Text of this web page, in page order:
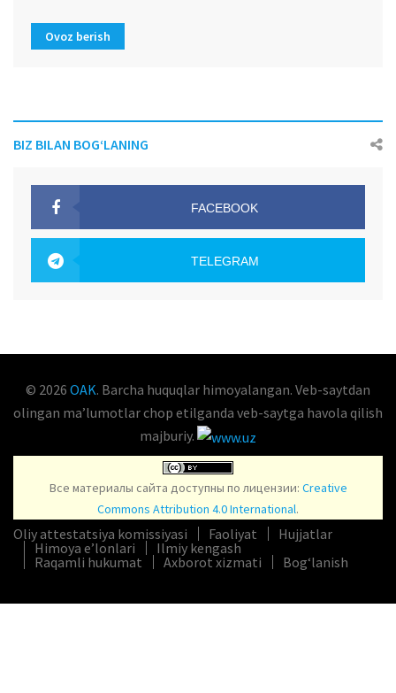
Ovoz berish
BIZ BILAN BOG‘LANING
FACEBOOK
TELEGRAM
© 2026 OAK. Barcha huquqlar himoyalangan. Veb-saytdan
olingan maʼlumotlar chop etilganda veb-saytga havola qilish
majburiy.
Все материалы сайта доступны по лицензии: Creative
Commons Attribution 4.0 International.
Oliy attestatsiya komissiyasi Faoliyat
Hujjatlar
Himoya e’lonlari
Ilmiy kengash
Raqamli hukumat
Axborot xizmati Bog‘lanish